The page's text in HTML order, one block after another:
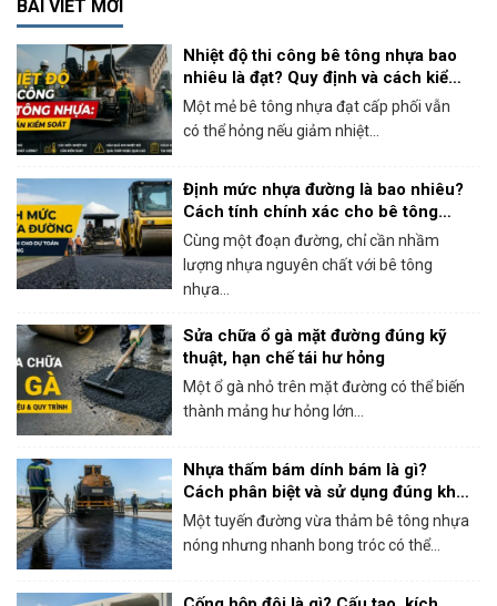
BÀI VIẾT MỚI
Nhiệt độ thi công bê tông nhựa bao
nhiêu là đạt? Quy định và cách kiểm
soát thực tế
Một mẻ bê tông nhựa đạt cấp phối vẫn
có thể hỏng nếu giảm nhiệt...
Định mức nhựa đường là bao nhiêu?
Cách tính chính xác cho bê tông
nhựa nóng
Cùng một đoạn đường, chỉ cần nhầm
lượng nhựa nguyên chất với bê tông
nhựa...
Sửa chữa ổ gà mặt đường đúng kỹ
thuật, hạn chế tái hư hỏng
Một ổ gà nhỏ trên mặt đường có thể biến
thành mảng hư hỏng lớn...
Nhựa thấm bám dính bám là gì?
Cách phân biệt và sử dụng đúng khi
thi công bê tông nhựa
Một tuyến đường vừa thảm bê tông nhựa
nóng nhưng nhanh bong tróc có thể...